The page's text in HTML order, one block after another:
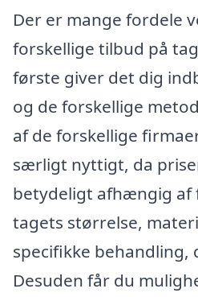
Der er mange fordele
forskellige tilbud på
første giver det dig
og de forskellige
af de forskellige
særligt nyttigt, da
betydeligt afhængig af
tagets størrelse,
specifikke behandling,
Desuden får du